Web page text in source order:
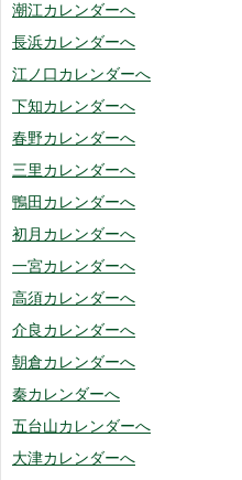
潮江カレンダーへ
長浜カレンダーへ
江ノ口カレンダーへ
下知カレンダーへ
春野カレンダーへ
三里カレンダーへ
鴨田カレンダーへ
初月カレンダーへ
一宮カレンダーへ
高須カレンダーへ
介良カレンダーへ
朝倉カレンダーへ
秦カレンダーへ
五台山カレンダーへ
大津カレンダーへ